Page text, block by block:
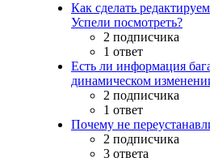
Как сделать
Успели посмотреть?
2 подписчика
1 ответ
Есть ли информация
динамическом
2 подписчика
1 ответ
Почему не
2 подписчика
3 ответа